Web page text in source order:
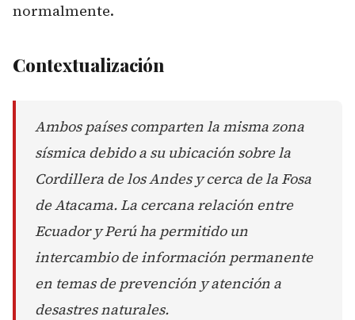
normalmente.
Contextualización
Ambos países comparten la misma zona
sísmica debido a su ubicación sobre la
Cordillera de los Andes y cerca de la Fosa
de Atacama. La cercana relación entre
Ecuador y Perú ha permitido un
intercambio de información permanente
en temas de prevención y atención a
desastres naturales.